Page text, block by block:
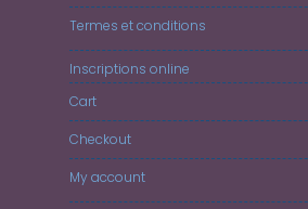
Termes et conditions
Inscriptions online
Cart
Checkout
My account